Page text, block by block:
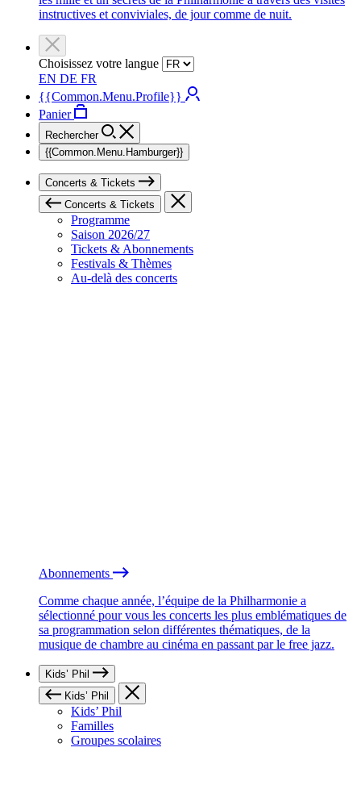
instructives et conviviales, de jour comme de nuit.
Choisissez votre langue
EN DE FR
{{Common.Menu.Profile}}
Panier
Rechercher
{{Common.Menu.Hamburger}}
Concerts & Tickets
Concerts & Tickets
Programme
Saison 2026/27
Tickets & Abonnements
Festivals & Thèmes
Au-delà des concerts
Abonnements
Comme chaque année, l’équipe de la Philharmonie a
sélectionné pour vous les concerts les plus emblématiques de
sa programmation selon différentes thématiques, de la
musique de chambre au cinéma en passant par le free jazz.
Kids’ Phil
Kids’ Phil
Kids’ Phil
Familles
Groupes scolaires